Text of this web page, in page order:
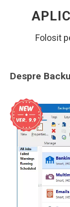
Folosit
Despre